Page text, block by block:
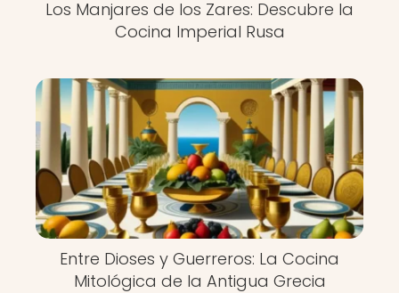
Los Manjares de los Zares: Descubre la
Cocina Imperial Rusa
Entre Dioses y Guerreros: La Cocina
Mitológica de la Antigua Grecia